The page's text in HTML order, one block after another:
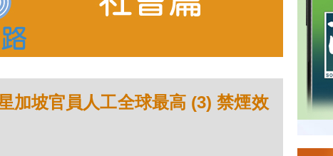
加坡官員人工全球最高 (3) 禁煙效